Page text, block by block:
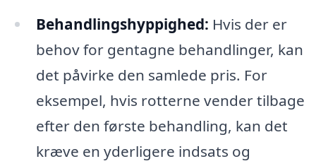
Behandlingshyppighed: Hvis der er
behov for gentagne behandlinger, kan
det påvirke den samlede pris. For
eksempel, hvis rotterne vender tilbage
efter den første behandling, kan det
kræve en yderligere indsats og